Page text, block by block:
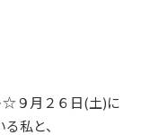
☆９月２６日(土)に
私と、